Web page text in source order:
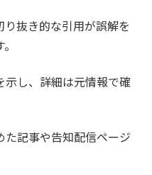
抜き的な引用が誤解を
し、詳細は元情報で確
記事や告知配信ページ